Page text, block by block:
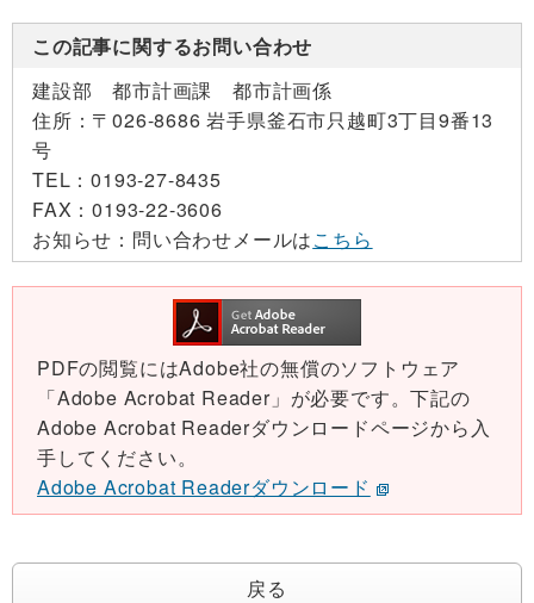
この記事に関するお問い合わせ
建設部 都市計画課 都市計画係
住所： 〒026-8686 岩手県釜石市只越町3丁目9番13
号
TEL：0193-27-8435
FAX：0193-22-3606
お知らせ： 問い合わせメールはこちら
PDFの閲覧にはAdobe社の無償のソフトウェア
「Adobe Acrobat Reader」が必要です。下記の
Adobe Acrobat Readerダウンロードページから入
手してください。
Adobe Acrobat Readerダウンロード
戻る